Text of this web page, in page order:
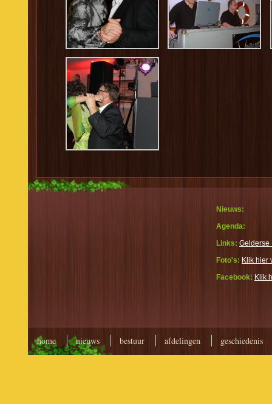
Nieuws:
Agenda:
Links: Gelderse
Foto's: Klik hier
Facebook: Klik
home nieuws bestuur afdelingen geschiedenis